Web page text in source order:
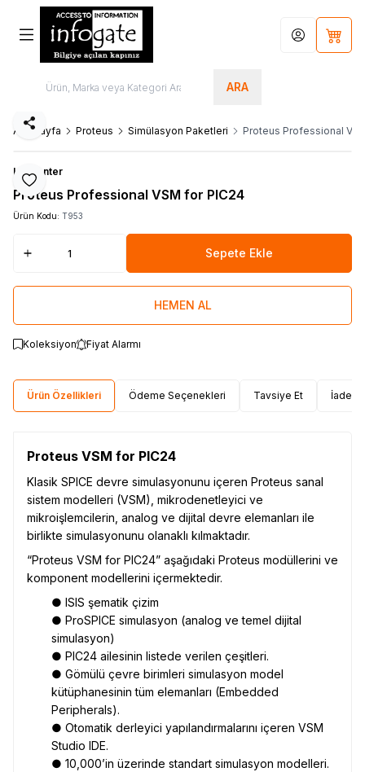
ARA
Hesabım
Ana Sayfa Proteus Simülasyon Paketleri Proteus Professional
Favoriye Ekle
Paylaş
Labcenter
Proteus Professional VSM for PIC24
Ürün Kodu: T953
Sepete Ekle
HEMEN AL
Koleksiyon Fiyat Alarmı
Ürün Özellikleri Ödeme Seçenekleri Tavsiye Et İade
Proteus VSM for PIC24
Klasik SPICE devre simulasyonunu içeren Proteus sanal
sistem modelleri (VSM), mikrodenetleyici ve
mikroişlemcilerin, analog ve dijital devre elemanları ile
birlikte simulasyonunu olanaklı kılmaktadır.
“Proteus VSM for PIC24” aşağıdaki Proteus modüllerini ve
komponent modellerini içermektedir.
● ISIS şematik çizim
● ProSPICE simulasyon (analog ve temel dijital
simulasyon)
● PIC24 ailesinin listede verilen çeşitleri.
● Gömülü çevre birimleri simulasyon model
kütüphanesinin tüm elemanları (Embedded
Peripherals).
● Otomatik derleyici yapılandırmalarını içeren VSM
Studio IDE.
● 10,000’in üzerinde standart simulasyon modelleri.